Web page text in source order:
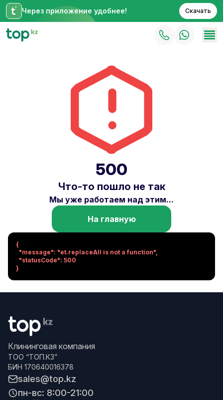
Через приложение удобнее! Скачать
500
Что-то пошло не так
Мы уже работаем над этим...
На главную
{
}
Клининговая компания
ТОО “ТОП.КЗ”
БИН 170640016378
sales@top.kz
пн-вс: 8:00-21:00